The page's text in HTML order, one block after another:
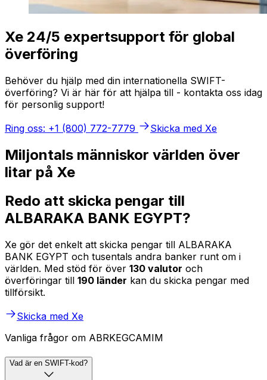
Xe 24/5 expertsupport för global
överföring
Behöver du hjälp med din internationella SWIFT-
överföring? Vi är här för att hjälpa till - kontakta oss idag
för personlig support!
Ring oss: +1 (800) 772-7779
Skicka med Xe
Miljontals människor världen över
litar på Xe
Redo att skicka pengar till
ALBARAKA BANK EGYPT?
Xe gör det enkelt att skicka pengar till ALBARAKA
BANK EGYPT och tusentals andra banker runt om i
världen. Med stöd för över 130 valutor och
överföringar till 190 länder kan du skicka pengar med
tillförsikt.
Skicka med Xe
Vanliga frågor om ABRKEGCAMIM
Vad är en SWIFT-kod?